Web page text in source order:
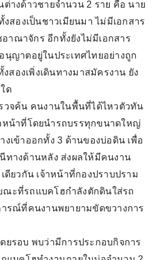
างด้าวชายจำนวน 2 ราย คือ นาย
สองเป็นชาวเมียนมา ไม่มีเอกสาร
าณาจักร อีกทั้งยังไม่มีเอกสาร
นุญาตอยู่ในประเทศไทยอย่างถูก
สองเพิ่งเดินทางมาสมัครงาน ยัง
ด
วจค้น คนงานในพื้นที่ได้ไหวตัวทัน
หน้าที่โดยนำรถบรรทุกขนาดใหญ่
เข้าออกทั้ง 3 ด้านของบ่อดิน เพื่อ
ทางด้านหลัง ส่งผลให้มีคนงาน
ยวกัน เจ้าหน้าที่กองปราบปราม
ะที่รถแบคโฮกำลังตักดินใส่รถ
รณ์ที่คนงานพยายามขัดขวางการ
ยรอบ พบว่ามีการประกอบกิจการ